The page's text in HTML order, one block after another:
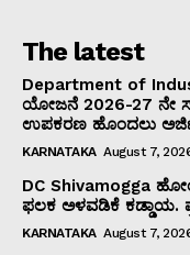
The latest
Department of
ಯೋಜನೆ 2026-27 ನೇ
ಉಪಕರಣ ಹೊಂದಲು ಅರ್ಜಿ
KARNATAKA August 7,
DC Shivamogga
ಫಲಕ ಅಳವಡಿಕೆ ಕಡ್ಡಾಯ.
KARNATAKA August 7,